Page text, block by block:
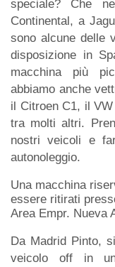
speciale? Che
Continental, a
sono alcune delle
disposizione in
macchina più
abbiamo anche
il Citroen C1, il
tra molti altri.
nostri veicoli e
autonoleggio.
Una macchina
essere ritirati
Area Empr. Nueva
Da Madrid Pinto,
veicolo off in